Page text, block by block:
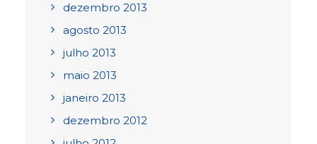
dezembro 2013
agosto 2013
julho 2013
maio 2013
janeiro 2013
dezembro 2012